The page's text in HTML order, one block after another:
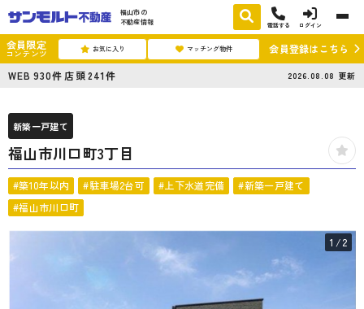
福山市の
不動産情報
電話する ログイン
会員限定
コンテンツ お気に入り マッチング物件
会員登録はこちら
WEB 930件 店頭241件 2026.08.08 更新
新築一戸建て
福山市川口町3丁目
#築10年以内 #駐車場2台可 #上下水道完備
#新築一戸建て
#福山市川口町
1 /2